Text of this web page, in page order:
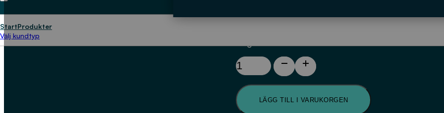
StartProdukter
Välj kundtyp
43kr
En
långsiktigt
hållbar
dagvattenhantering
mängd
LÄGG TILL I VARUKORGEN